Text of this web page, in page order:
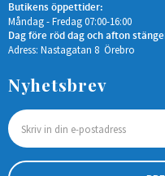
Butikens öppettider:
Måndag - Fredag 07:00-16:00
Dag före röd dag och afton
Adress: Nastagatan 8 Örebro
Nyhetsbrev